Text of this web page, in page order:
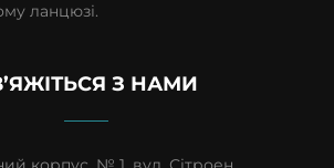
ланцюзі.
З НАМИ